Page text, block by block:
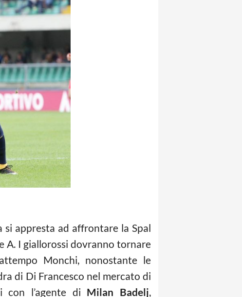
appresta ad affrontare la Spal
A. I giallorossi dovranno tornare
Monchi, nonostante le
di Di Francesco nel mercato di
l’agente di Milan Badelj,